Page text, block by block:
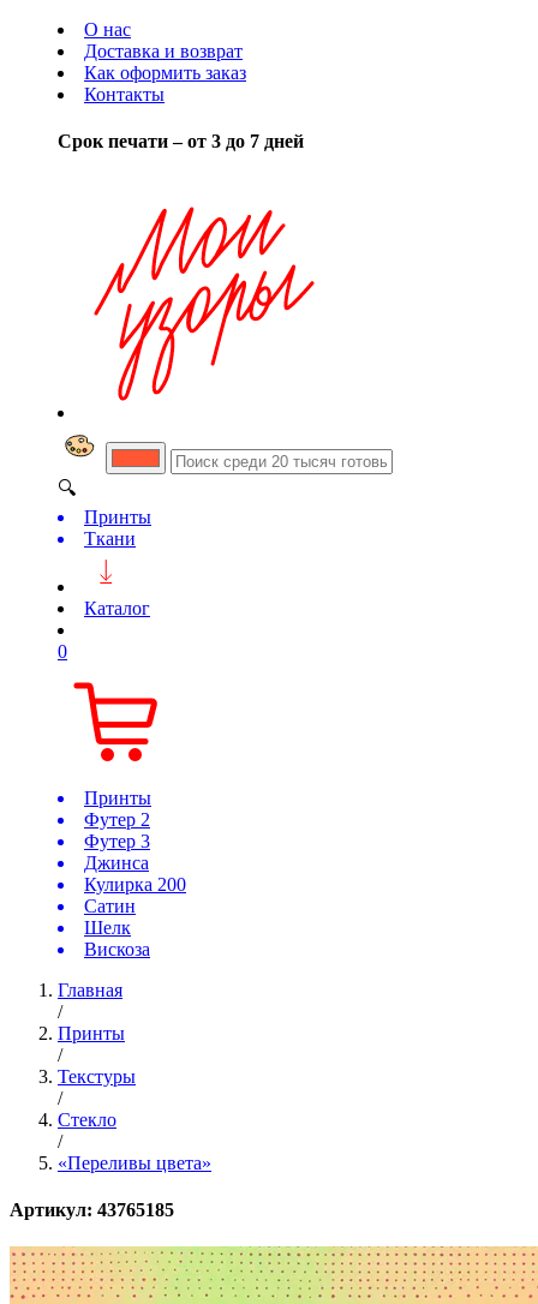
О нас
Доставка и возврат
Как оформить заказ
Контакты
Срок печати – от 3 до 7 дней
🔍
Принты
Ткани
Каталог
0
Принты
Футер 2
Футер 3
Джинса
Кулирка 200
Сатин
Шелк
Вискоза
Главная
/
Принты
/
Текстуры
/
Стекло
/
«Переливы цвета»
Артикул: 43765185